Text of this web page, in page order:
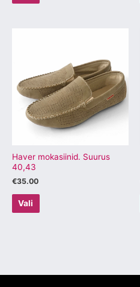
Haver mokasiinid. Suurus
40,43
€35.00
Vali
mitu
varianti.
Valikuid
saab
tootelehel.